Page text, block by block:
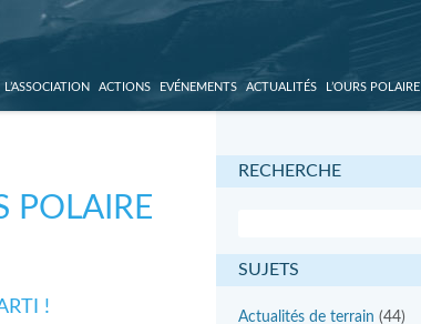
L’ASSOCIATION ACTIONS EVÉNEMENTS ACTUALITÉS L’OURS POLAIRE
POLAIRE
!
RECHERCHE
SUJETS
Actualités de terrain (44)